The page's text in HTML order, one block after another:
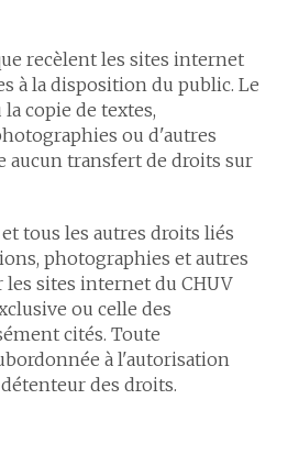
recèlent les sites internet
à la disposition du public. Le
copie de textes,
ou d'autres
aucun transfert de droits sur
tous les autres droits liés
photographies et autres
les sites internet du CHUV
ou celle des
cités. Toute
à l'autorisation
des droits.